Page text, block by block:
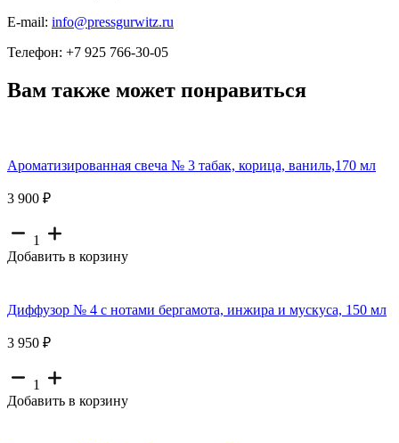
E-mail: info@pressgurwitz.ru
Телефон: +7 925 766-30-05
Вам также может понравиться
Ароматизированная свеча № 3 табак, корица, ваниль,170 мл
3 900 ₽
1
Добавить в корзину
Диффузор № 4 с нотами бергамота, инжира и мускуса, 150 мл
3 950 ₽
1
Добавить в корзину